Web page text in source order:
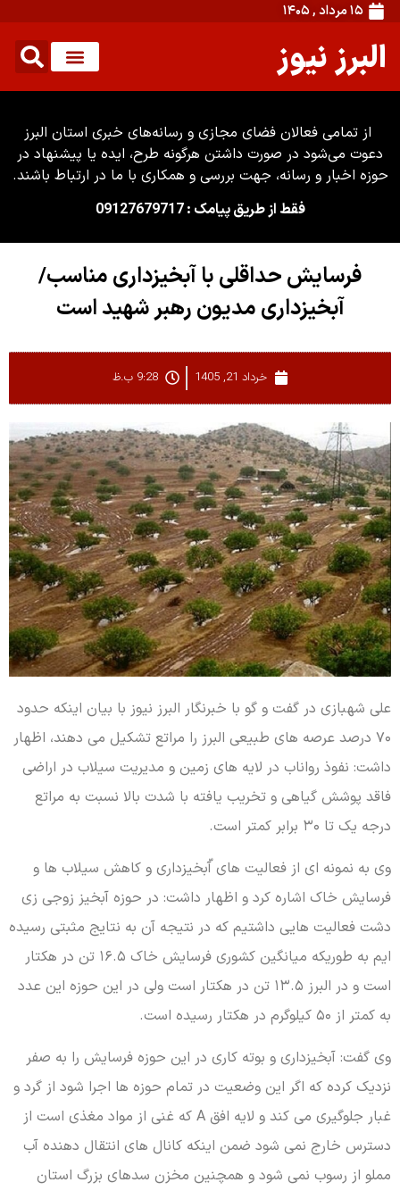
۱۵ مرداد , ۱۴۰۵
البرز نیوز
از تمامی فعالان فضای مجازی و رسانه‌های خبری استان البرز
دعوت می‌شود در صورت داشتن هرگونه طرح، ایده یا پیشنهاد در
حوزه اخبار و رسانه، جهت بررسی و همکاری با ما در ارتباط باشند.
فقط از طریق پیامک : 09127679717
فرسایش حداقلی با آبخیزداری مناسب/
آبخیزداری مدیون رهبر شهید است
خرداد 21, 1405 9:28 ب.ظ
علی شهبازی در گفت و گو با خبرنگار البرز نیوز با بیان اینکه حدود
۷۰ درصد عرصه های طبیعی البرز را مراتع تشکیل می دهند، اظهار
داشت: نفوذ رواناب در لایه های زمین و مدیریت سیلاب در اراضی
فاقد پوشش گیاهی و تخریب یافته با شدت بالا نسبت به مراتع
درجه یک تا ۳۰ برابر کمتر است.
وی به نمونه ای از فعالیت های آّبخیزداری و کاهش سیلاب ها و
فرسایش خاک اشاره کرد و اظهار داشت: در حوزه آبخیز زوجی زی
دشت فعالیت هایی داشتیم که در نتیجه آن به نتایج مثبتی رسیده
ایم به طوریکه میانگین کشوری فرسایش خاک ۱۶.۵ تن در هکتار
است و در البرز ۱۳.۵ تن در هکتار است ولی در این حوزه این عدد
به کمتر از ۵۰ کیلوگرم در هکتار رسیده است.
وی گفت: آبخیزداری و بوته کاری در این حوزه فرسایش را به صفر
نزدیک کرده که اگر این وضعیت در تمام حوزه ها اجرا شود از گرد و
غبار جلوگیری می کند و لایه افق A که غنی از مواد مغذی است از
دسترس خارج نمی شود ضمن اینکه کانال های انتقال دهنده آب
مملو از رسوب نمی شود و همچنین مخزن سدهای بزرگ استان